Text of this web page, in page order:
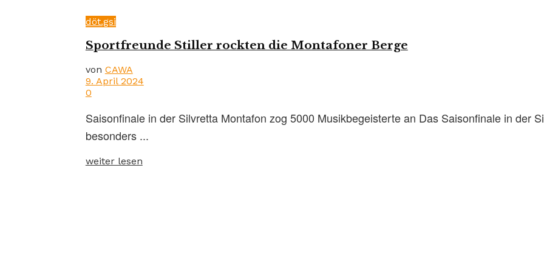
döt.gsi
Sportfreunde Stiller rockten die Montafoner Berge
von CAWA
9. April 2024
0
Saisonfinale in der Silvretta Montafon zog 5000 Musikbegeisterte an Das Saisonfinale in der
besonders ...
weiter lesen